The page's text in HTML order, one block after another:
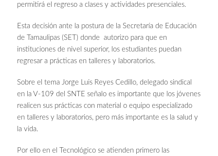
permitirá el regreso a clases y actividades presenciales.
Esta decisión ante la postura de la Secretaría de Educación
de Tamaulipas (SET) donde autorizo para que en
instituciones de nivel superior, los estudiantes puedan
regresar a prácticas en talleres y laboratorios.
Sobre el tema Jorge Luis Reyes Cedillo, delegado sindical
en la V-109 del SNTE señalo es importante que los jóvenes
realicen sus prácticas con material o equipo especializado
en talleres y laboratorios, pero más importante es la salud y
la vida.
Por ello en el Tecnológico se atienden primero las